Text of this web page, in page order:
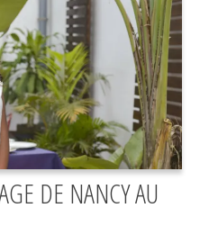
DE NANCY AU